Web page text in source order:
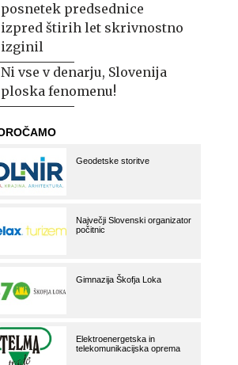
posnetek predsednice
izpred štirih let skrivnostno
izginil
Ni vse v denarju, Slovenija
ploska fenomenu!